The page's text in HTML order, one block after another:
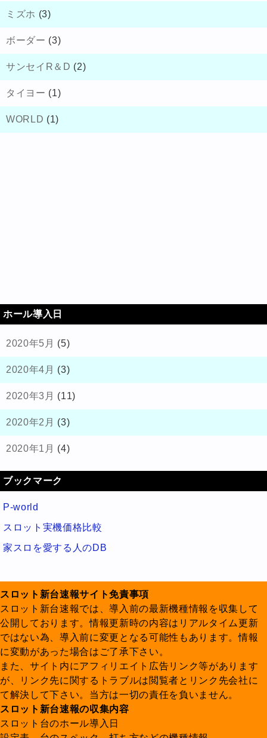
ミズホ (3)
ボーダー (3)
サンセイR＆D (2)
タイヨー (1)
WORLD (1)
ホール導入日
2020年5月 (5)
2020年4月 (3)
2020年3月 (11)
2020年2月 (3)
2020年1月 (4)
ブックマーク
P-world
スロット実機価格比較
家スロを愛する人のDB
スロット新台速報サイト免責事項
スロット新台速報では、導入前の最新機種情報を収集して
公開しております。情報更新時の内容はリアルタイム更新
ではない為、導入前に変更となる可能性もあります。情報
に変動があった場合はご了承下さい。
また、サイト内にアフィリエイト広告リンク等があります
が、リンク先に関するトラブルは閲覧者とリンク先会社に
て解決して下さい。当方は一切の責任を負いません。
スロット新台速報の収集内容
スロット台のホール導入日